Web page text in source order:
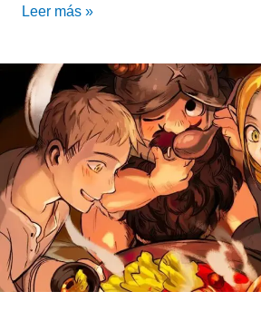
Leer más »
Dungeon
Meshi
(Tragones
Mazmorras)